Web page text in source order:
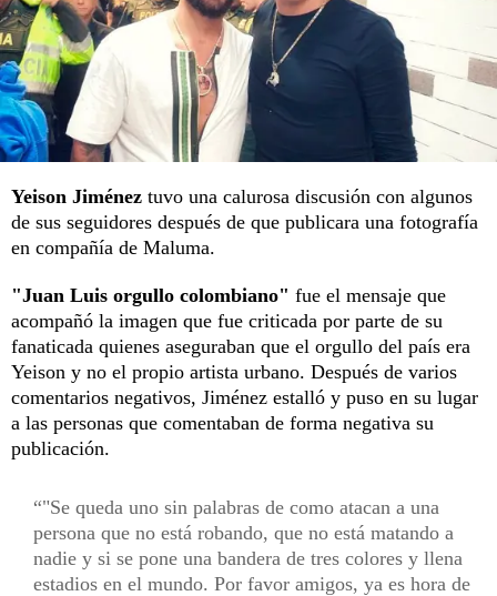
Yeison Jiménez tuvo una calurosa discusión con algunos
de sus seguidores después de que publicara una fotografía
en compañía de Maluma.
"Juan Luis orgullo colombiano" fue el mensaje que
acompañó la imagen que fue criticada por parte de su
fanaticada quienes aseguraban que el orgullo del país era
Yeison y no el propio artista urbano. Después de varios
comentarios negativos, Jiménez estalló y puso en su lugar
a las personas que comentaban de forma negativa su
publicación.
"Se queda uno sin palabras de como atacan a una
persona que no está robando, que no está matando a
nadie y si se pone una bandera de tres colores y llena
estadios en el mundo. Por favor amigos, ya es hora de